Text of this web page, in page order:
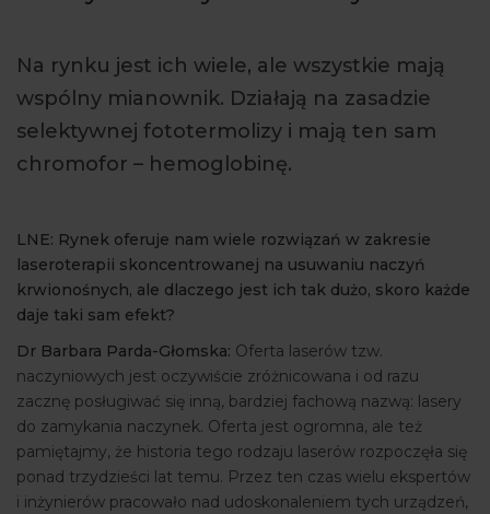
WYDARZENIA
Na rynku jest ich wiele, ale wszystkie mają
wspólny mianownik. Działają na zasadzie
selektywnej fototermolizy i mają ten sam
chromofor – hemoglobinę.
LNE: Rynek oferuje nam wiele rozwiązań w zakresie
laseroterapii skoncentrowanej na usuwaniu naczyń
krwionośnych, ale dlaczego jest ich tak dużo, skoro każde
daje taki sam efekt?
Dr Barbara Parda-Głomska: Oferta laserów tzw.
naczyniowych jest oczywiście zróżnicowana i od razu
zacznę posługiwać się inną, bardziej fachową nazwą: lasery
do zamykania naczynek. Oferta jest ogromna, ale też
pamiętajmy, że historia tego rodzaju laserów rozpoczęła się
ponad trzydzieści lat temu. Przez ten czas wielu ekspertów
i inżynierów pracowało nad udoskonaleniem tych urządzeń,